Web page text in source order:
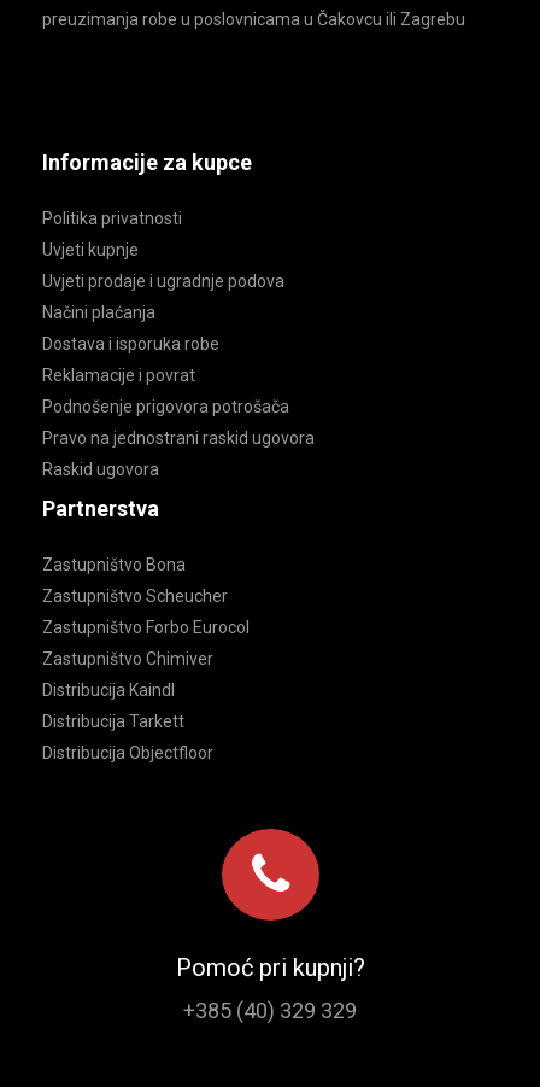
preuzimanja robe u poslovnicama u Čakovcu ili Zagrebu
Informacije za kupce
Politika privatnosti
Uvjeti kupnje
Uvjeti prodaje i ugradnje podova
Načini plaćanja
Dostava i isporuka robe
Reklamacije i povrat
Podnošenje prigovora potrošača
Pravo na jednostrani raskid ugovora
Raskid ugovora
Partnerstva
Zastupništvo Bona
Zastupništvo Scheucher
Zastupništvo Forbo Eurocol
Zastupništvo Chimiver
Distribucija Kaindl
Distribucija Tarkett
Distribucija Objectfloor
Pomoć pri kupnji?
+385 (40) 329 329